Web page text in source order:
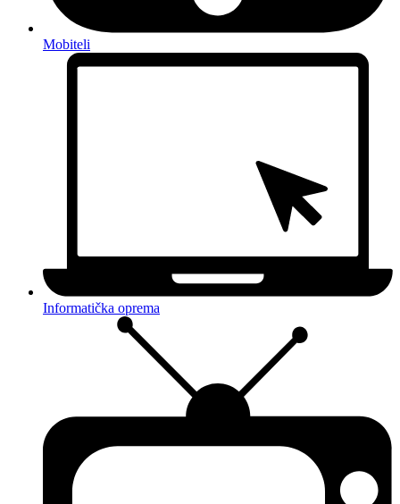
Mobiteli
Informatička oprema